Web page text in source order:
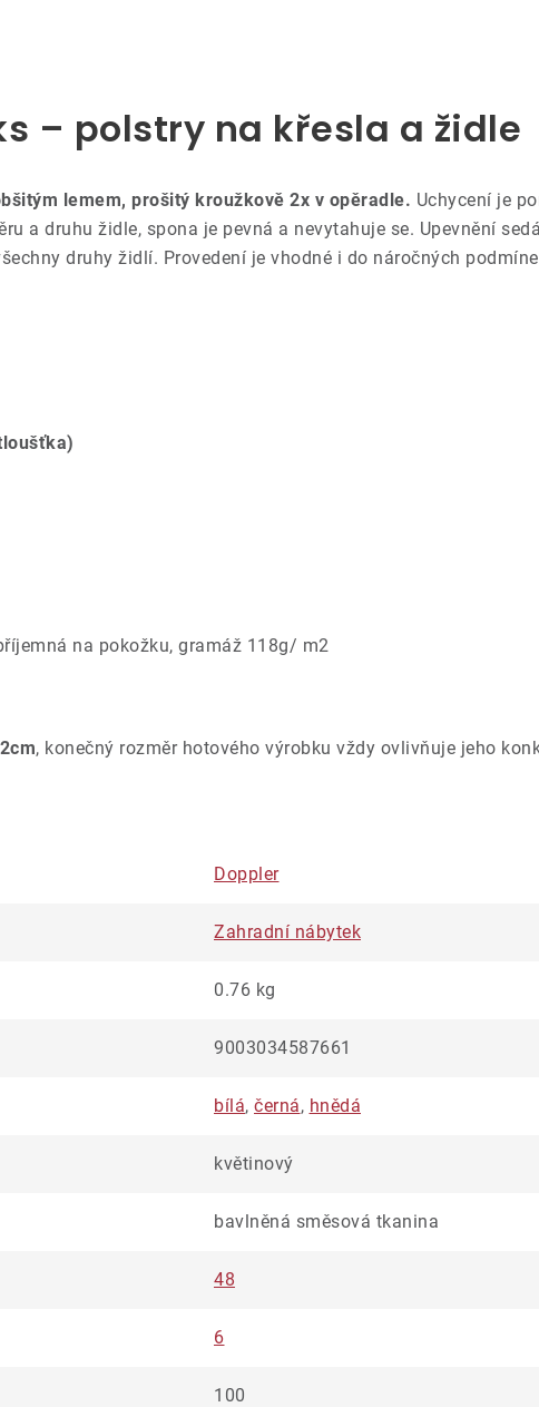
– polstry na křesla a židle
lemem, prošitý kroužkově 2x v opěradle. Uchycení je
a druhu židle, spona je pevná a nevytahuje se. Upevnění
druhy židlí. Provedení je vhodné i do náročných
na pokožku, gramáž 118g/ m2
, konečný rozměr hotového výrobku vždy ovlivňuje jeho
Doppler
Zahradní nábytek
0.76 kg
9003034587661
bílá, černá, hnědá
květinový
bavlněná směsová tkanina
48
6
100